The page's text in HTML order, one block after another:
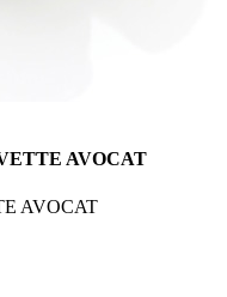
AVOCAT
AVOCAT